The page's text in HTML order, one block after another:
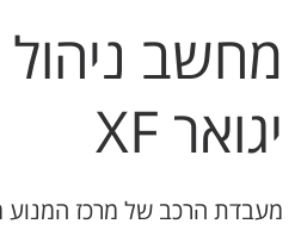
מחשב
יגואר XF
מעבדת הרכב של מרכז